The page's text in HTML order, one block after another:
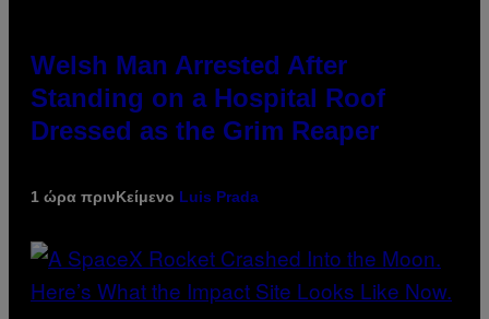
Welsh Man Arrested After
Standing on a Hospital Roof
Dressed as the Grim Reaper
1 ώρα πρινΚείμενο Luis Prada